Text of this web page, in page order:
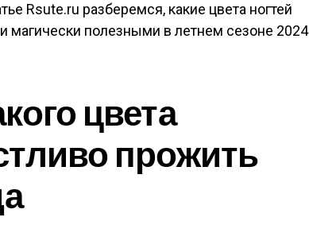
Rsute.ru разберемся, какие цвета ногтей
магически полезными в летнем сезоне 2024
цвета
прожить